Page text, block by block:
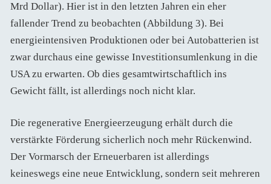
Mrd Dollar). Hier ist in den letzten Jahren ein eher
fallender Trend zu beobachten (Abbildung 3). Bei
energieintensiven Produktionen oder bei Autobatterien ist
zwar durchaus eine gewisse Investitionsumlenkung in die
USA zu erwarten. Ob dies gesamtwirtschaftlich ins
Gewicht fällt, ist allerdings noch nicht klar.
Die regenerative Energieerzeugung erhält durch die
verstärkte Förderung sicherlich noch mehr Rückenwind.
Der Vormarsch der Erneuerbaren ist allerdings
keineswegs eine neue Entwicklung, sondern seit mehreren